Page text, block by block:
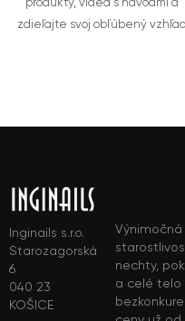
produkty, videá s návodmi a
zdieľajte svoj obľúbený vzhľad
Inginails s.r.o.
Starozagorská
6
040 23
KOŠICE
Výnimočná
nechty,
a celé telo